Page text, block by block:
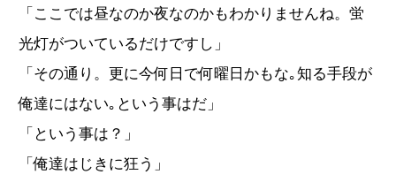
「ここでは昼なのか夜なのかもわかりませんね。蛍
光灯がついているだけですし」
「その通り。更に今何日で何曜日かもな｡知る手段が
俺達にはない｡という事はだ」
「という事は？」
「俺達はじきに狂う」